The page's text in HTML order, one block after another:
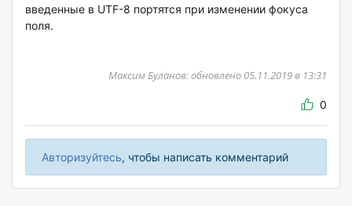
введенные в UTF-8 портятся при изменении фокуса
поля.
Максим Буланов: обновлено 05.11.2019 в 13:31
0
Авторизуйтесь, чтобы написать комментарий